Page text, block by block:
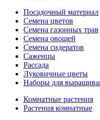
Посадочный материал
Семена цветов
Семена газонных трав
Семена овощей
Семена сидератов
Саженцы
Рассада
Луковичные цветы
Наборы для
Комнатные растения
Растения комнатные